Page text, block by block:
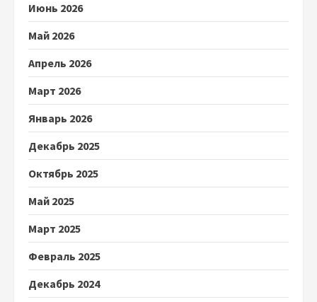
Июнь 2026
Май 2026
Апрель 2026
Март 2026
Январь 2026
Декабрь 2025
Октябрь 2025
Май 2025
Март 2025
Февраль 2025
Декабрь 2024